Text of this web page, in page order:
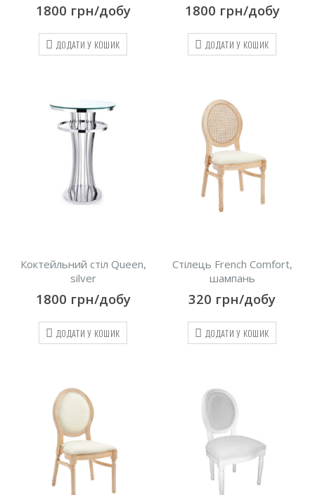
1800 грн/добу
ДОДАТИ У КОШИК
1800 грн/добу
ДОДАТИ У КОШИК
Коктейльний стіл Queen,
silver
1800 грн/добу
ДОДАТИ У КОШИК
Стілець French Comfort,
шампань
320 грн/добу
ДОДАТИ У КОШИК